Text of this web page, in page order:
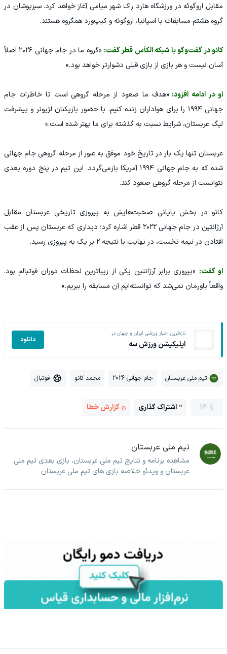
مقابل اروگوئه در ورزشگاه هارد راک شهر میامی آغاز خواهد کرد. سبزپوشان در
گروه هشتم مسابقات با اسپانیا، اروگوئه و کیپ‌ورد همگروه هستند.
کانو در گفت‌وگو با شبکه الکأس قطر گفت:
«گروه ما در جام جهانی ۲۰۲۶ اصلاً
آسان نیست و هر بازی از بازی قبلی دشوارتر خواهد بود.»
او در ادامه افزود: «هدف ما صعود از مرحله گروهی است تا خاطرات جام
جهانی ۱۹۹۴ را برای هواداران زنده کنیم. با حضور بازیکنان لژیونر و پیشرفت
لیگ عربستان، شرایط نسبت به گذشته برای ما بهتر شده است.»
عربستان تنها یک بار در تاریخ خود موفق به عبور از مرحله گروهی جام جهانی
شده که به جام جهانی ۱۹۹۴ آمریکا بازمی‌گردد. این تیم در پنج دوره بعدی
نتوانست از مرحله گروهی صعود کند.
کانو در بخش پایانی صحبت‌هایش به پیروزی تاریخی عربستان مقابل
آرژانتین در جام جهانی ۲۰۲۲ قطر اشاره کرد؛ دیداری که عربستان پس از عقب
افتادن در نیمه نخست، در نهایت با نتیجه ۲ بر یک به پیروزی رسید.
او گفت: «پیروزی برابر آرژانتین یکی از زیباترین لحظات دوران فوتبالم بود.
واقعاً باورمان نمی‌شد که توانسته‌ایم آن مسابقه را ببریم.»
تازه‌ترین اخبار ورزشی ایران و جهان در
اپلیکیشن ورزش سه دانلود
تیم ملی عربستان جام جهانی 2026 محمد کانو فوتبال
14 اشتراک گذاری گزارش خطا
تیم ملی عربستان
مشاهده برنامه و نتایج تیم ملی عربستان، بازی بعدی تیم ملی
عربستان و ویدئو خلاصه بازی های تیم ملی عربستان